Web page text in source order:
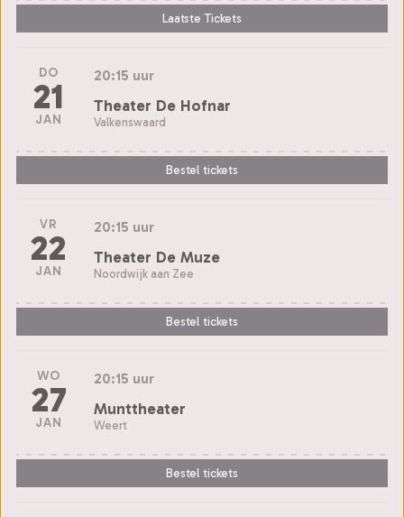
Laatste Tickets
DO
21
JAN
20:15 uur
Theater De Hofnar
Valkenswaard
Bestel tickets
VR
22
JAN
20:15 uur
Theater De Muze
Noordwijk aan Zee
Bestel tickets
WO
27
JAN
20:15 uur
Munttheater
Weert
Bestel tickets